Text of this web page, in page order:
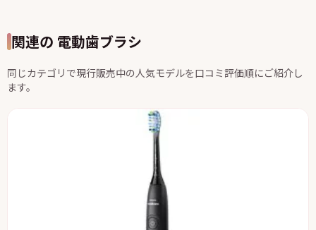
関連の 電動歯ブラシ
同じカテゴリで現行販売中の人気モデルを口コミ評価順にご紹介し
ます。